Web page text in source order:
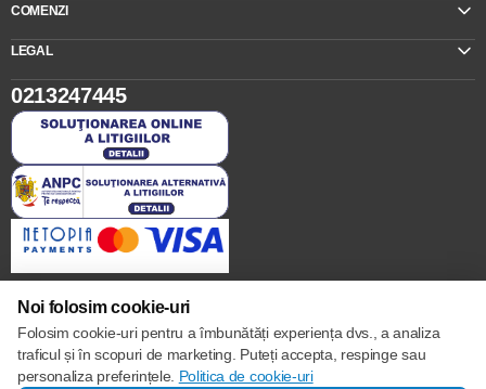
COMENZI
LEGAL
0213247445
Setări cookie-uri
Politica de cookie-uri
Noi folosim cookie-uri
Folosim cookie-uri pentru a îmbunătăți experiența dvs., a analiza
traficul și în scopuri de marketing. Puteți accepta, respinge sau
personaliza preferințele. Politica de cookie-uri